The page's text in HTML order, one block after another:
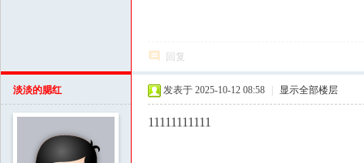
回复
淡淡的腮红 发表于 2025-10-12 08:58 显示全部楼层
11111111111